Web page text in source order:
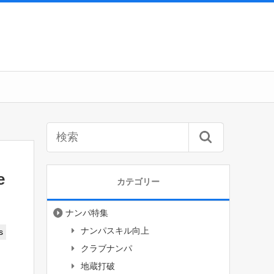
カテゴリー
ナンパ特集
ナンパスキル向上
クラブナンパ
地蔵打破